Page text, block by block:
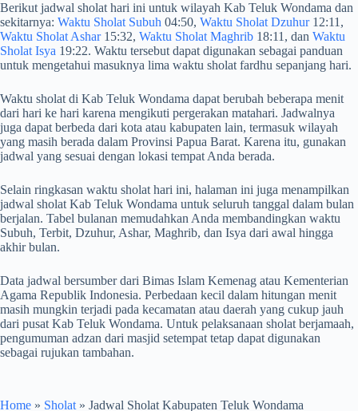
Berikut jadwal sholat hari ini untuk wilayah Kab Teluk Wondama dan
sekitarnya: Waktu Sholat Subuh 04:50, Waktu Sholat Dzuhur12:11,
Waktu Sholat Ashar15:32, Waktu Sholat Maghrib 18:11, dan Waktu
Sholat Isya 19:22. Waktu tersebut dapat digunakan sebagai panduan
untuk mengetahui masuknya lima waktu sholat fardhu sepanjang hari.
Waktu sholat di Kab Teluk Wondama dapat berubah beberapa menit
dari hari ke hari karena mengikuti pergerakan matahari. Jadwalnya
juga dapat berbeda dari kota atau kabupaten lain, termasuk wilayah
yang masih berada dalam Provinsi Papua Barat. Karena itu, gunakan
jadwal yang sesuai dengan lokasi tempat Anda berada.
Selain ringkasan waktu sholat hari ini, halaman ini juga menampilkan
jadwal sholat Kab Teluk Wondama untuk seluruh tanggal dalam bulan
berjalan. Tabel bulanan memudahkan Anda membandingkan waktu
Subuh, Terbit, Dzuhur, Ashar, Maghrib, dan Isya dari awal hingga
akhir bulan.
Data jadwal bersumber dari Bimas Islam Kemenag atau Kementerian
Agama Republik Indonesia. Perbedaan kecil dalam hitungan menit
masih mungkin terjadi pada kecamatan atau daerah yang cukup jauh
dari pusat Kab Teluk Wondama. Untuk pelaksanaan sholat berjamaah,
pengumuman adzan dari masjid setempat tetap dapat digunakan
sebagai rujukan tambahan.
Home » Sholat » Jadwal Sholat Kabupaten Teluk Wondama